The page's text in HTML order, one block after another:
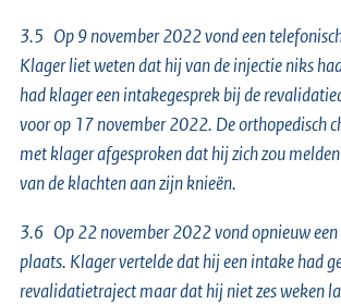
3.5 Op 9 november 2022 vond een
Klager liet weten dat hij van de injectie niks
had klager een intakegesprek bij de
voor op 17 november 2022. De orthopedisch
met klager afgesproken dat hij zich zou
van de klachten aan zijn knieën.
3.6 Op 22 november 2022 vond opnieuw
plaats. Klager vertelde dat hij een intake had
revalidatietraject maar dat hij niet zes weken